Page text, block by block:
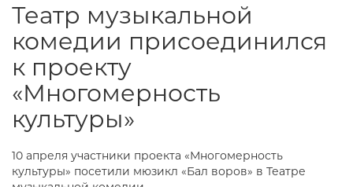
Театр музыкальной
комедии присоединился
к проекту
«Многомерность
культуры»
10 апреля участники проекта «Многомерность
культуры» посетили мюзикл «Бал воров» в Театре